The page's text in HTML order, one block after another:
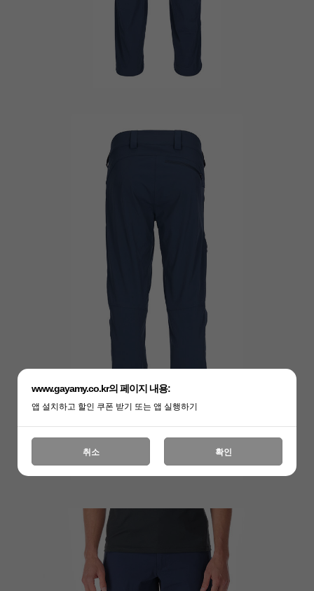
www.gayamy.co.kr의 페이지 내용:
앱 설치하고 할인 쿠폰 받기 또는 앱 실행하기
취소 확인